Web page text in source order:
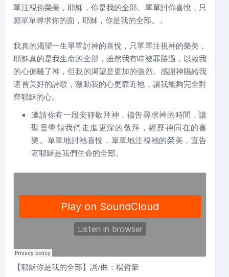
單注視你榮美，耶穌，你是我的全部。單單討你喜悅，只
願單單尋求你的面，耶穌，你是我的全部。」
我真的渴望一生單單討神的喜悅，只單單注視神的榮美，
耶穌真的是我生命的全部，雖然我有時被罪勝過，以致我
的心偏離了神，但我的渴望是更加的強烈。感謝神賜給我
這首美好的詩歌，激動我的心更靠近祂，讓我能夠完全對
齊耶穌的心。
邀請你有一段安靜敬拜神，禱告尋求神的時間，讓
聖靈帶領我們走進更深的敬拜，經歷神同在的喜
樂。單單地討祂喜悅，單單地注視祂的榮美，宣告
著耶穌是我們生命的全部。
【耶穌你是我的全部】詞/曲：楊哲豪